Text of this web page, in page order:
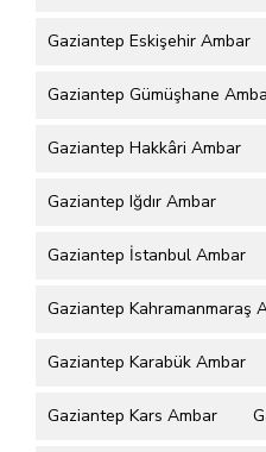
Gaziantep Eskişehir Ambar
Gaziantep Gümüşhane
Gaziantep Hakkâri Ambar
Gaziantep Iğdır Ambar
Gaziantep İstanbul Ambar
Gaziantep Kahramanmaraş
Gaziantep Karabük Ambar
Gaziantep Kars Ambar